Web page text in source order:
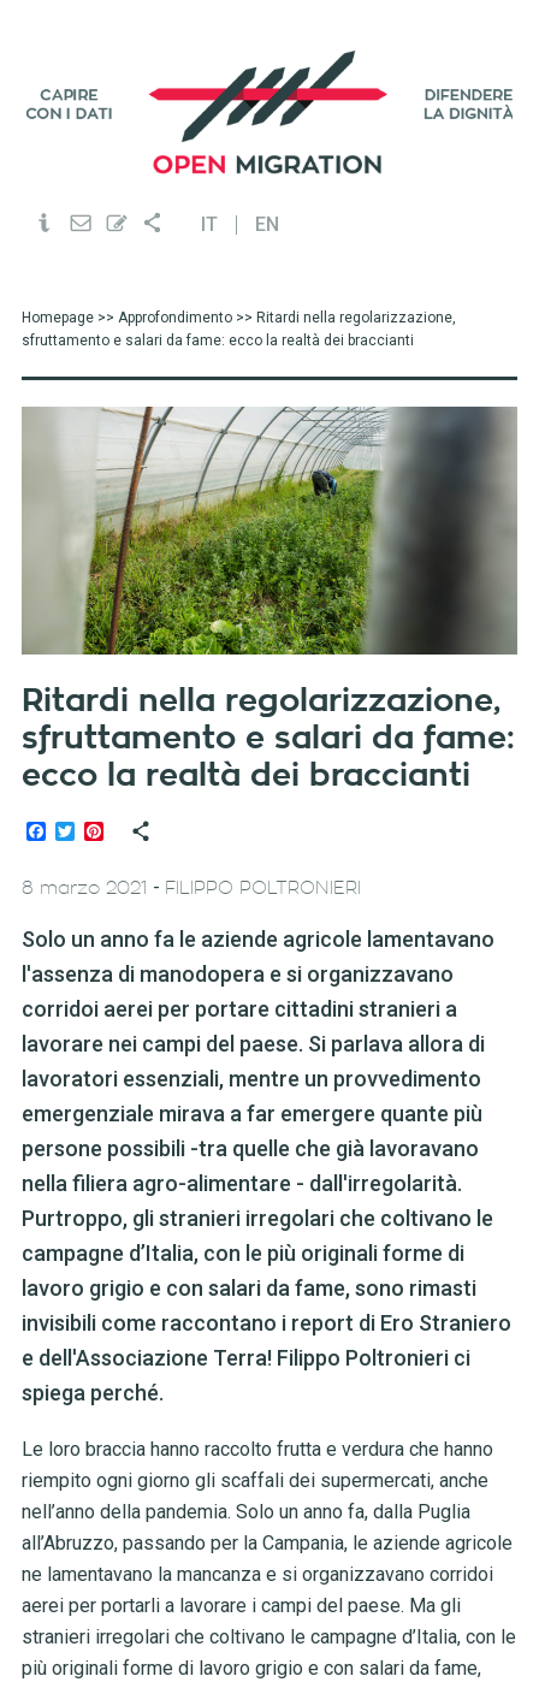
IT EN
Homepage>> Approfondimento>> Ritardi nella regolarizzazione,
sfruttamento e salari da fame: ecco la realtà dei braccianti
Ritardi nella regolarizzazione,
sfruttamento e salari da fame:
ecco la realtà dei braccianti
Facebook
TwitterPinterest
8 marzo 2021 - FILIPPO POLTRONIERI
Solo un anno fa le aziende agricole lamentavano
l'assenza di manodopera e si organizzavano
corridoi aerei per portare cittadini stranieri a
lavorare nei campi del paese. Si parlava allora di
lavoratori essenziali, mentre un provvedimento
emergenziale mirava a far emergere quante più
persone possibili -tra quelle che già lavoravano
nella filiera agro-alimentare - dall'irregolarità.
Purtroppo, gli stranieri irregolari che coltivano le
campagne d’Italia, con le più originali forme di
lavoro grigio e con salari da fame, sono rimasti
invisibili come raccontano i report di Ero Straniero
e dell'Associazione Terra! Filippo Poltronieri ci
spiega perché.
Le loro braccia hanno raccolto frutta e verdura che hanno
riempito ogni giorno gli scaffali dei supermercati, anche
nell’anno della pandemia. Solo un anno fa, dalla Puglia
all’Abruzzo, passando per la Campania, le aziende agricole
ne lamentavano la mancanza e si organizzavano corridoi
aerei per portarli a lavorare i campi del paese. Ma gli
stranieri irregolari che coltivano le campagne d’Italia, con le
più originali forme di lavoro grigio e con salari da fame,